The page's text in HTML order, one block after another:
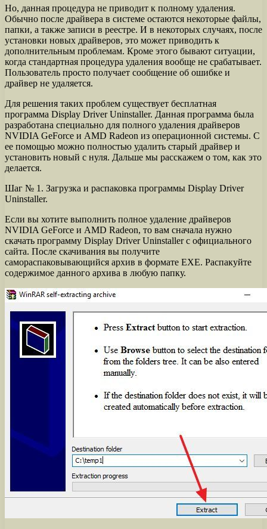
Но, данная процедура не приводит к полному удаления.
Обычно после драйвера в системе остаются некоторые файлы,
папки, а также записи в реестре. И в некоторых случаях, после
установки новых драйверов, это может приводить к
дополнительным проблемам. Кроме этого бывают ситуации,
когда стандартная процедура удаления вообще не срабатывает.
Пользователь просто получает сообщение об ошибке и
драйвер не удаляется.
Для решения таких проблем существует бесплатная
программа Display Driver Uninstaller. Данная программа была
разработана специально для полного удаления драйверов
NVIDIA GeForce и AMD Radeon из операционной системы. С
ее помощью можно полностью удалить старый драйвер и
установить новый с нуля. Дальше мы расскажем о том, как это
делается.
Шаг № 1. Загрузка и распаковка программы Display Driver
Uninstaller.
Если вы хотите выполнить полное удаление драйверов
NVIDIA GeForce и AMD Radeon, то вам сначала нужно
скачать программу Display Driver Uninstaller с официального
сайта. После скачивания вы получите
самораспаковывающийся архив в формате EXE. Распакуйте
содержимое данного архива в любую папку.